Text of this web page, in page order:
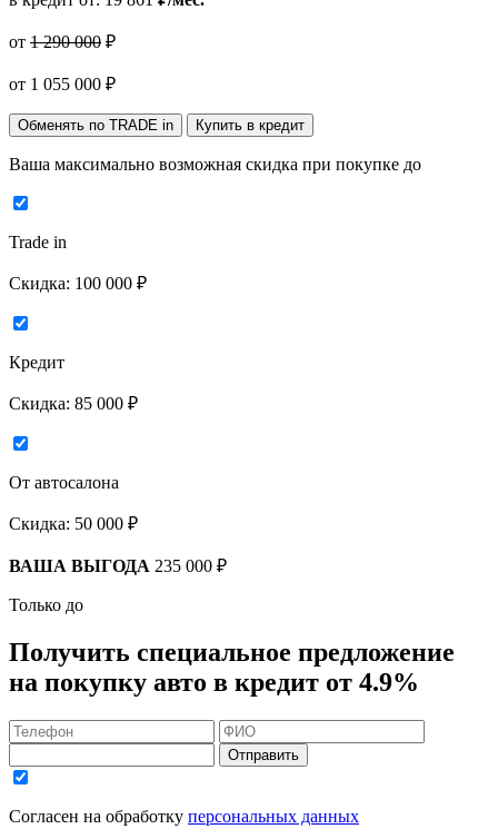
от 1 290 000 ₽
от 1 055 000 ₽
Обменять по TRADE in Купить в кредит
Ваша максимально возможная скидка при покупке до
Trade in
Скидка: 100 000 ₽
Кредит
Скидка: 85 000 ₽
От автосалона
Скидка: 50 000 ₽
ВАША ВЫГОДА 235 000 ₽
Только до
Получить специальное предложение
на покупку авто в кредит от 4.9%
Отправить
Согласен на обработку персональных данных